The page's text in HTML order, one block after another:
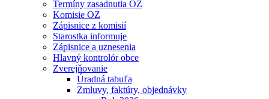
Termíny zasadnutia OZ
Komisie OZ
Zápisnice z komisií
Starostka informuje
Zápisnice a uznesenia
Hlavný kontrolór obce
Zverejňovanie
Úradná tabuľa
Zmluvy, faktúry, objednávky